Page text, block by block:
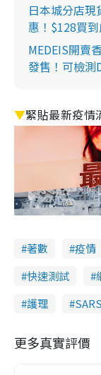
日本城分店
惠！$128買
MEDEIS開賣
發售！可檢
▼緊貼最新疫情
著數 疫情
快速測試
護理
更多真實評價